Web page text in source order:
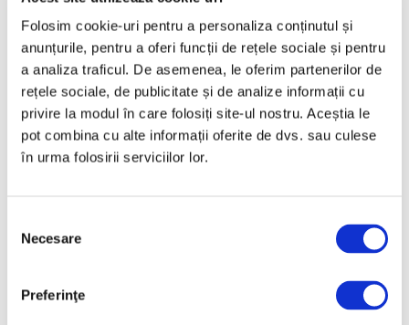
Folosim cookie-uri pentru a personaliza conținutul și
anunțurile, pentru a oferi funcții de rețele sociale și pentru
a analiza traficul. De asemenea, le oferim partenerilor de
rețele sociale, de publicitate și de analize informații cu
privire la modul în care folosiți site-ul nostru. Aceștia le
pot combina cu alte informații oferite de dvs. sau culese
în urma folosirii serviciilor lor.
consimțământului
Necesare
Preferinţe
Jeff Koons, la Muzeul de Artă
Cicladică din Atena
5 August 2026
Articole recente